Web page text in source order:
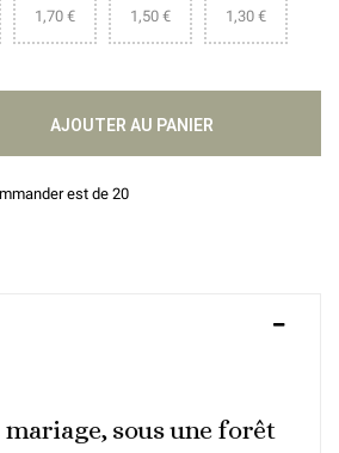
1,70 €
1,50 €
1,30 €
AJOUTER AU PANIER
est de 20
sous une forêt